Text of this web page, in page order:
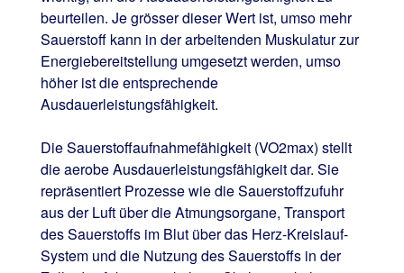
beurteilen. Je grösser dieser Wert ist, umso mehr
Sauerstoff kann in der arbeitenden Muskulatur zur
Energiebereitstellung umgesetzt werden, umso
höher ist die entsprechende
Ausdauerleistungsfähigkeit.
Die Sauerstoffaufnahmefähigkeit (VO2max) stellt
die aerobe Ausdauerleistungsfähigkeit dar. Sie
repräsentiert Prozesse wie die Sauerstoffzufuhr
aus der Luft über die Atmungsorgane, Transport
des Sauerstoffs im Blut über das Herz-Kreislauf-
System und die Nutzung des Sauerstoffs in der